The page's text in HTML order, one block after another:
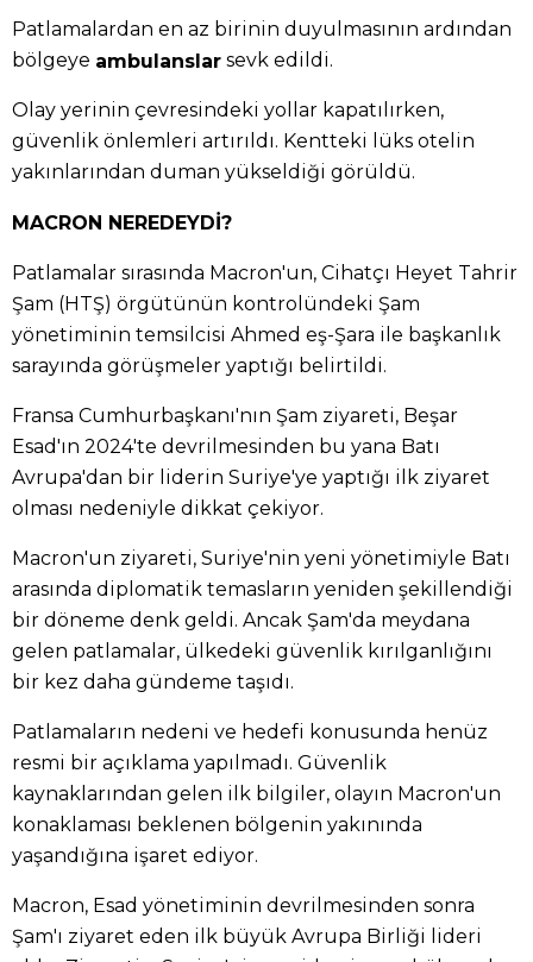
Patlamalardan en az birinin duyulmasının ardından
bölgeye ambulanslar sevk edildi.
Olay yerinin çevresindeki yollar kapatılırken,
güvenlik önlemleri artırıldı. Kentteki lüks otelin
yakınlarından duman yükseldiği görüldü.
MACRON NEREDEYDİ?
Patlamalar sırasında Macron'un, Cihatçı Heyet Tahrir
Şam (HTŞ) örgütünün kontrolündeki Şam
yönetiminin temsilcisi Ahmed eş-Şara ile başkanlık
sarayında görüşmeler yaptığı belirtildi.
Fransa Cumhurbaşkanı'nın Şam ziyareti, Beşar
Esad'ın 2024'te devrilmesinden bu yana Batı
Avrupa'dan bir liderin Suriye'ye yaptığı ilk ziyaret
olması nedeniyle dikkat çekiyor.
Macron'un ziyareti, Suriye'nin yeni yönetimiyle Batı
arasında diplomatik temasların yeniden şekillendiği
bir döneme denk geldi. Ancak Şam'da meydana
gelen patlamalar, ülkedeki güvenlik kırılganlığını
bir kez daha gündeme taşıdı.
Patlamaların nedeni ve hedefi konusunda henüz
resmi bir açıklama yapılmadı. Güvenlik
kaynaklarından gelen ilk bilgiler, olayın Macron'un
konaklaması beklenen bölgenin yakınında
yaşandığına işaret ediyor.
Macron, Esad yönetiminin devrilmesinden sonra
Şam'ı ziyaret eden ilk büyük Avrupa Birliği lideri